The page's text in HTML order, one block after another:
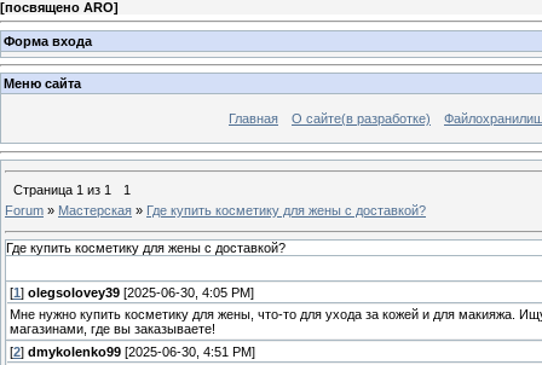
[посвящено ARO]
Форма входа
Меню сайта
Главная О сайте(в разработке)
Страница 1 из 1
1
Forum » Мастерская » Где купить косметику для жены с доставкой?
Где купить косметику для жены с доставкой?
[1 ] olegsolovey39 [2025-06-30, 4:05 PM]
Мне нужно купить косметику для жены, что-то для ухода за кожей и для макияжа.
магазинами, где вы заказываете!
[2] dmykolenko99 [2025-06-30, 4:51 PM]